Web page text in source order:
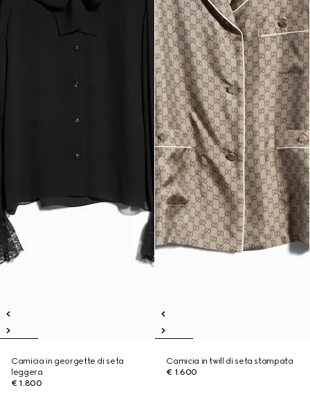
Camicia in georgette di seta
leggera
€ 1.800
Camicia in twill di seta stampata
€ 1.600